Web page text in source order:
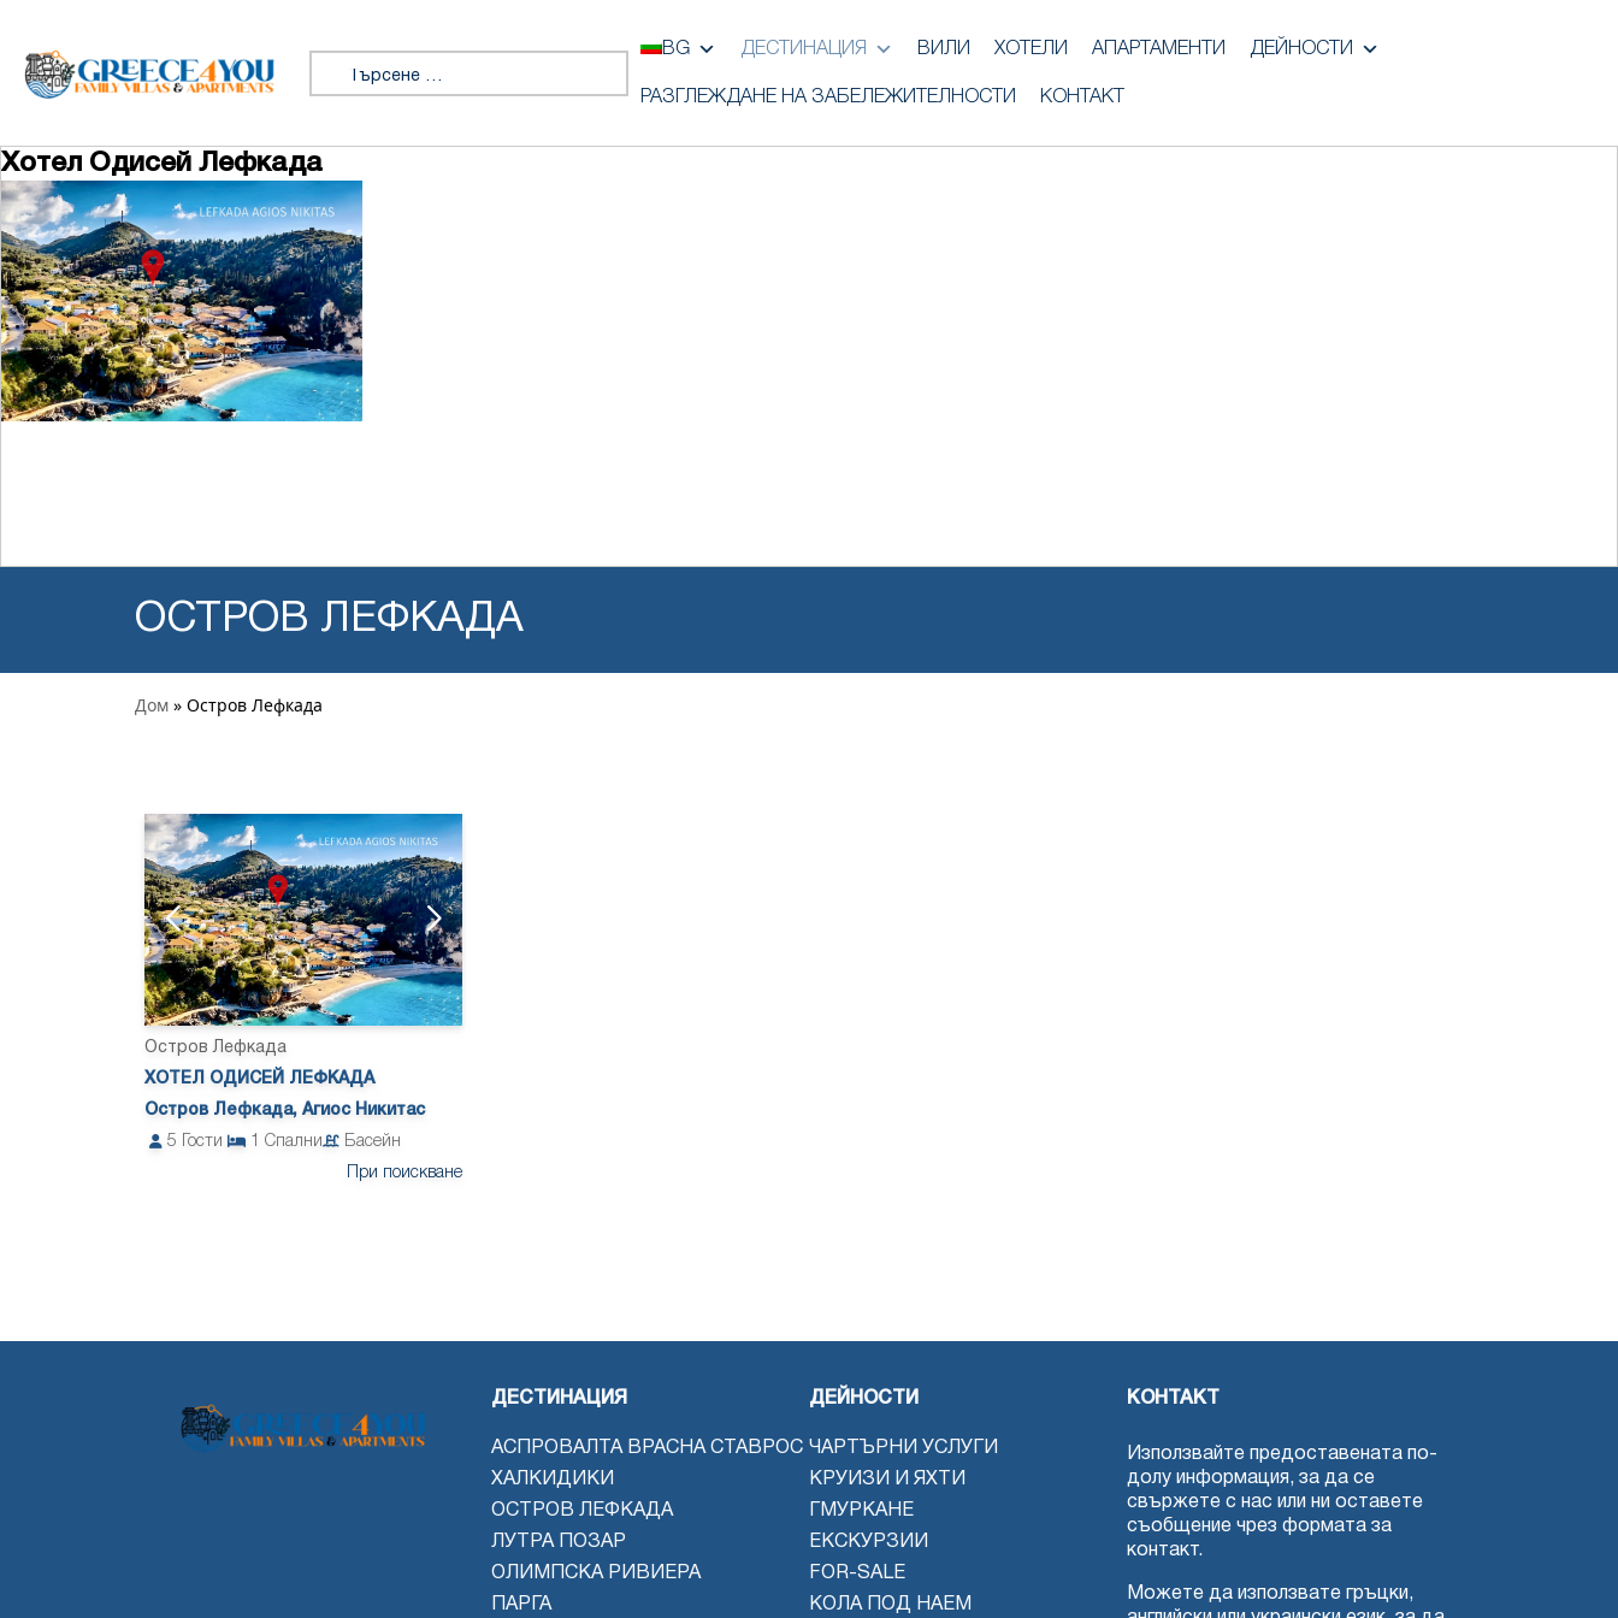
Търсене за:
BG ДЕСТИНАЦИЯ ВИЛИ ХОТЕЛИ АПАРТАМЕНТИ ДЕЙНОСТИ
РАЗГЛЕЖДАНЕ НА ЗАБЕЛЕЖИТЕЛНОСТИ КОНТАКТ
Хотел Одисей Лефкада
ОСТРОВ ЛЕФКАДА
Дом » Остров Лефкада
Остров Лефкада
ХОТЕЛ ОДИСЕЙ ЛЕФКАДА
Остров Лефкада, Агиос Никитас
5
Гости 1 Спални
Басейн
При поискване
ДЕСТИНАЦИЯ
АСПРОВАЛТА ВРАСНА СТАВРОС
ХАЛКИДИКИ
ОСТРОВ ЛЕФКАДА
ЛУТРА ПОЗАР
ОЛИМПСКА РИВИЕРА
ПАРГА
ДЕЙНОСТИ
ЧАРТЪРНИ УСЛУГИ
КРУИЗИ И ЯХТИ
ГМУРКАНЕ
ЕКСКУРЗИИ
FOR-SALE
КОЛА ПОД НАЕМ
КОНТАКТ
Използвайте предоставената по-
долу информация, за да се
свържете с нас или ни оставете
съобщение чрез формата за
контакт.
Можете да използвате гръцки,